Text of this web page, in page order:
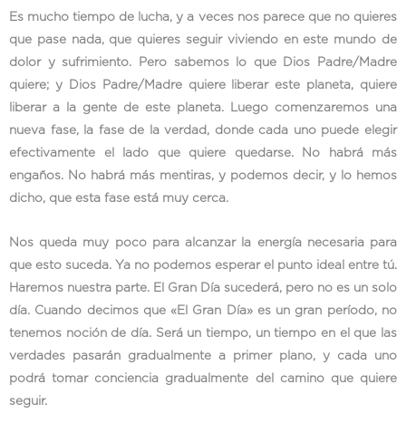
Es mucho tiempo de lucha, y a veces nos parece que no quieres
que pase nada, que quieres seguir viviendo en este mundo de
dolor y sufrimiento. Pero sabemos lo que Dios Padre/Madre
quiere; y Dios Padre/Madre quiere liberar este planeta, quiere
liberar a la gente de este planeta. Luego comenzaremos una
nueva fase, la fase de la verdad, donde cada uno puede elegir
efectivamente el lado que quiere quedarse. No habrá más
engaños. No habrá más mentiras, y podemos decir, y lo hemos
dicho, que esta fase está muy cerca.
Nos queda muy poco para alcanzar la energía necesaria para
que esto suceda. Ya no podemos esperar el punto ideal entre tú.
Haremos nuestra parte. El Gran Día sucederá, pero no es un solo
día. Cuando decimos que «El Gran Día» es un gran período, no
tenemos noción de día. Será un tiempo, un tiempo en el que las
verdades pasarán gradualmente a primer plano, y cada uno
podrá tomar conciencia gradualmente del camino que quiere
seguir.